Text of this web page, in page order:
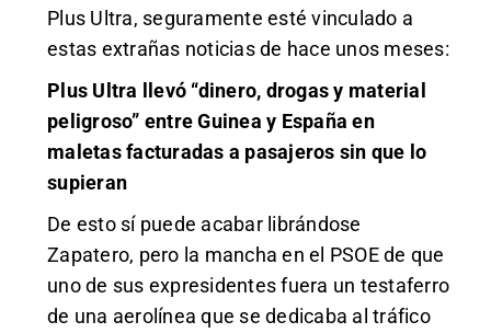
Plus Ultra, seguramente esté vinculado a
estas extrañas noticias de hace unos meses:
Plus Ultra llevó “dinero, drogas y material
peligroso” entre Guinea y España en
maletas facturadas a pasajeros sin que lo
supieran
De esto sí puede acabar librándose
Zapatero, pero la mancha en el PSOE de que
uno de sus expresidentes fuera un testaferro
de una aerolínea que se dedicaba al tráfico